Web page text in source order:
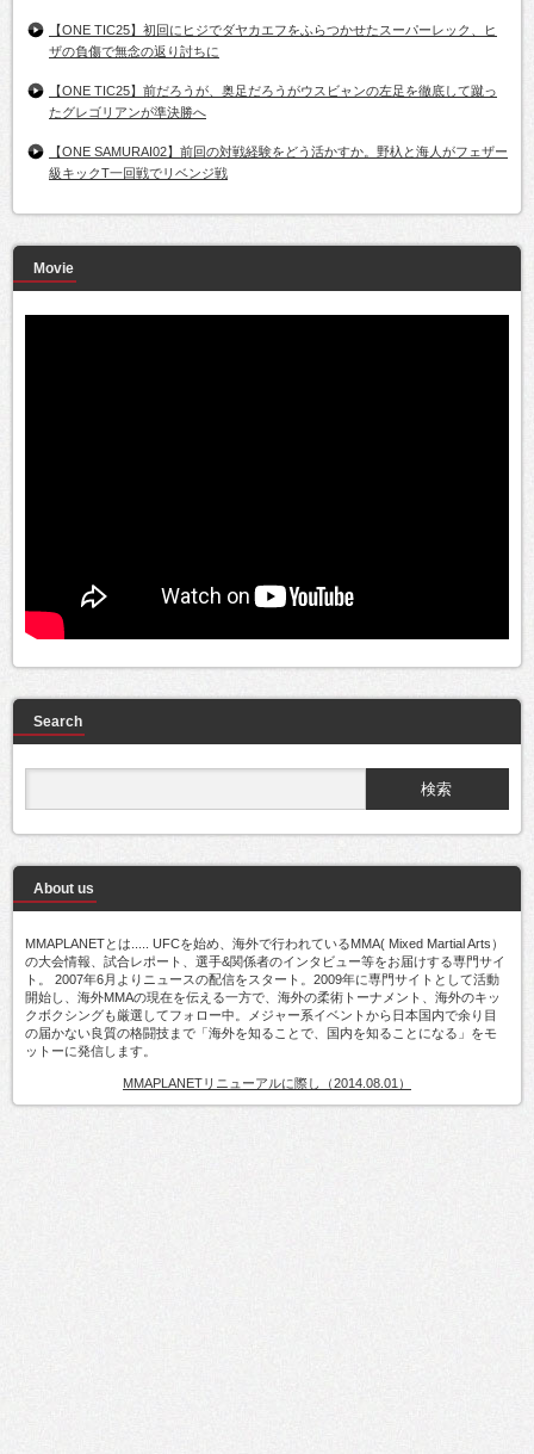
【ONE TIC25】初回にヒジでダヤカエフをふらつかせたスーパーレック、ヒ
ザの負傷で無念の返り討ちに
【ONE TIC25】前だろうが、奥足だろうがウスビャンの左足を徹底して蹴っ
たグレゴリアンが準決勝へ
【ONE SAMURAI02】前回の対戦経験をどう活かすか。野杁と海人がフェザー
級キックT一回戦でリベンジ戦
Movie
Search
About us
MMAPLANETとは..... UFCを始め、海外で行われているMMA( Mixed Martial Arts）
の大会情報、試合レポート、選手&関係者のインタビュー等をお届けする専門サイ
ト。 2007年6月よりニュースの配信をスタート。2009年に専門サイトとして活動
開始し、海外MMAの現在を伝える一方で、海外の柔術トーナメント、海外のキッ
クボクシングも厳選してフォロー中。メジャー系イベントから日本国内で余り目
の届かない良質の格闘技まで「海外を知ることで、国内を知ることになる」をモ
ットーに発信します。
MMAPLANETリニューアルに際し（2014.08.01）